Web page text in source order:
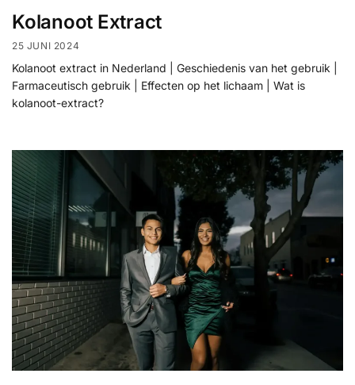
Kolanoot Extract
25 JUNI 2024
Kolanoot extract in Nederland | Geschiedenis van het gebruik |
Farmaceutisch gebruik | Effecten op het lichaam | Wat is
kolanoot-extract?